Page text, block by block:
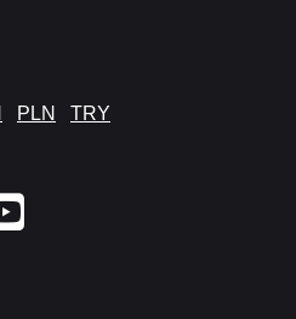
PLN TRY